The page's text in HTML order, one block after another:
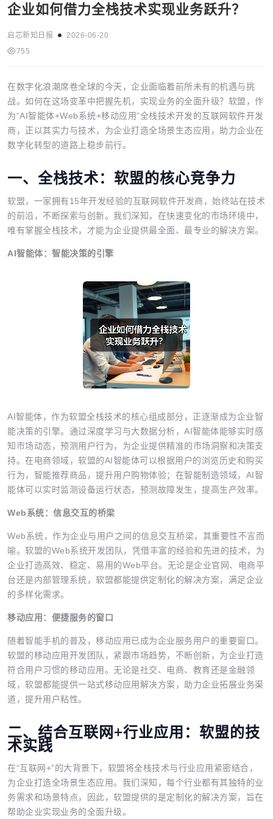
企业如何借力全栈技术实现业务跃升？
启芯新知日报
2026-06-20
755
在数字化浪潮席卷全球的今天，企业面临着前所未有的机遇与挑
战。如何在这场变革中把握先机，实现业务的全面升级？软盟，作
为“AI智能体+Web系统+移动应用”全栈技术开发的互联网软件开发
商，正以其实力与技术，为企业打造全场景生态应用，助力企业在
数字化转型的道路上稳步前行。
一、全栈技术：软盟的核心竞争力
软盟，一家拥有15年开发经验的互联网软件开发商，始终站在技术
的前沿，不断探索与创新。我们深知，在快速变化的市场环境中，
唯有掌握全栈技术，才能为企业提供最全面、最专业的解决方案。
AI智能体：智能决策的引擎
AI智能体，作为软盟全栈技术的核心组成部分，正逐渐成为企业智
能决策的引擎。通过深度学习与大数据分析，AI智能体能够实时感
知市场动态，预测用户行为，为企业提供精准的市场洞察和决策支
持。在电商领域，软盟的AI智能体可以根据用户的浏览历史和购买
行为，智能推荐商品，提升用户购物体验；在智能制造领域，AI智
能体可以实时监测设备运行状态，预测故障发生，提高生产效率。
Web系统：信息交互的桥梁
Web系统，作为企业与用户之间的信息交互桥梁，其重要性不言而
喻。软盟的Web系统开发团队，凭借丰富的经验和先进的技术，为
企业打造高效、稳定、易用的Web平台。无论是企业官网、电商平
台还是内部管理系统，软盟都能提供定制化的解决方案，满足企业
的多样化需求。
移动应用：便捷服务的窗口
随着智能手机的普及，移动应用已成为企业服务用户的重要窗口。
软盟的移动应用开发团队，紧跟市场趋势，不断创新，为企业打造
符合用户习惯的移动应用。无论是社交、电商、教育还是金融领
域，软盟都能提供一站式移动应用解决方案，助力企业拓展业务渠
道，提升用户粘性。
二、结合互联网+行业应用：软盟的技
术实践
在“互联网+”的大背景下，软盟将全栈技术与行业应用紧密结合，
为企业打造全场景生态应用。我们深知，每个行业都有其独特的业
务需求和场景特点，因此，软盟提供的是定制化的解决方案，旨在
帮助企业实现业务的全面升级。